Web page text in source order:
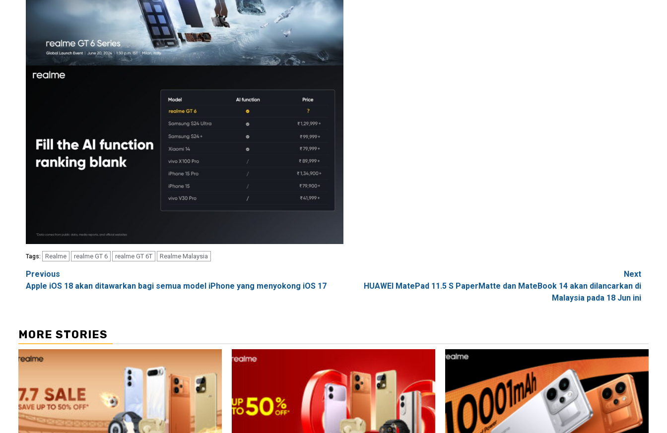
Tags: Realme realme GT 6 realme GT 6T Realme Malaysia
Post
navigation
Previous
Apple iOS 18 akan ditawarkan bagi semua model iPhone yang menyokong iOS 17
Next
HUAWEI MatePad 11.5 S PaperMatte dan MateBook 14 akan dilancarkan di
Malaysia pada 18 Jun ini
MORE STORIES